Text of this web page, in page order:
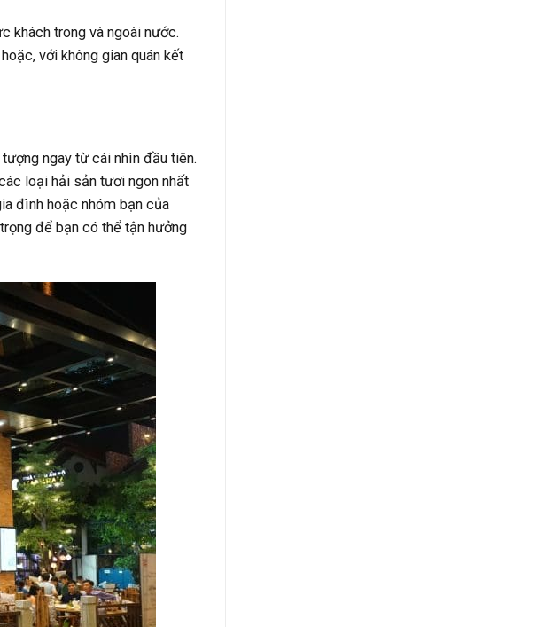
khách trong và ngoài nước.
với không gian quán kết
ngay từ cái nhìn đầu tiên.
loại hải sản tươi ngon nhất
đình hoặc nhóm bạn của
để bạn có thể tận hưởng